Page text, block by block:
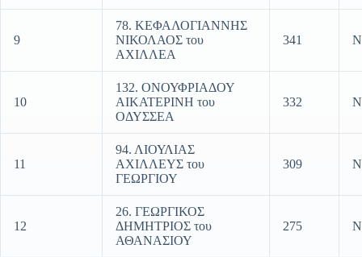
9
78. ΚΕΦΑΛΟΓΙΑΝΝΗΣ
ΝΙΚΟΛΑΟΣ του
ΑΧΙΛΛΕΑ
341
10
132. ΟΝΟΥΦΡΙΑΔΟΥ
ΑΙΚΑΤΕΡΙΝΗ του
ΟΔΥΣΣΕΑ
332
11
94. ΛΙΟΥΛΙΑΣ
ΑΧΙΛΛΕΥΣ του
ΓΕΩΡΓΙΟΥ
309
12
26. ΓΕΩΡΓΙΚΟΣ
ΔΗΜΗΤΡΙΟΣ του
ΑΘΑΝΑΣΙΟΥ
275